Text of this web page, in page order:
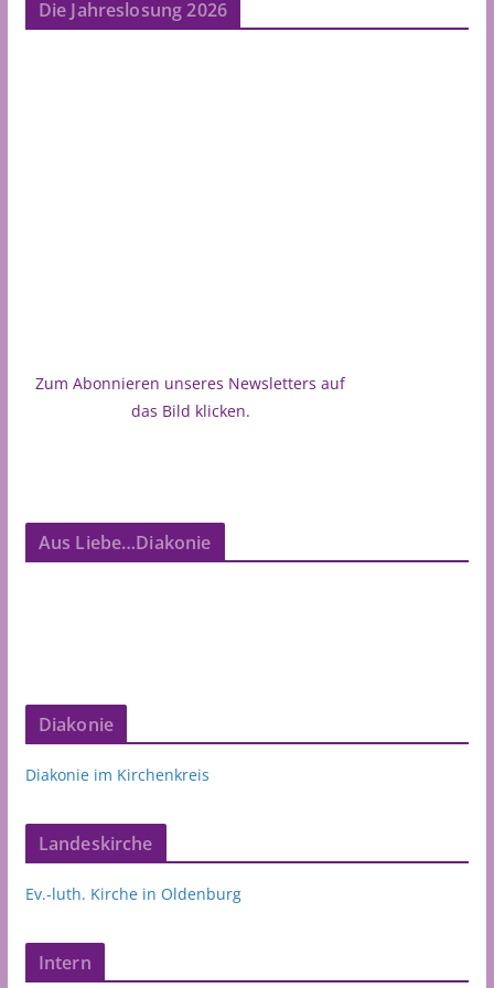
Die Jahreslosung 2026
Zum Abonnieren unseres Newsletters auf
das Bild klicken.
Aus Liebe…Diakonie
Diakonie
Diakonie im Kirchenkreis
Landeskirche
Ev.-luth. Kirche in Oldenburg
Intern